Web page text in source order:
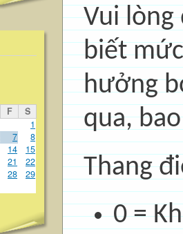
F
S
1
7
8
14
15
21
22
28
29
Vui lòng
biết
hưởng
qua,
Thang
0 =